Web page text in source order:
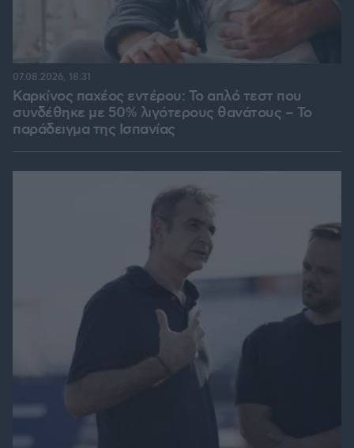
Καρκίνος παχέος εντέρου: Το απλό τεστ που
συνδέθηκε με 50% λιγότερους θανάτους – Το
παράδειγμα της Ισπανίας
07.08.2026, 18:31